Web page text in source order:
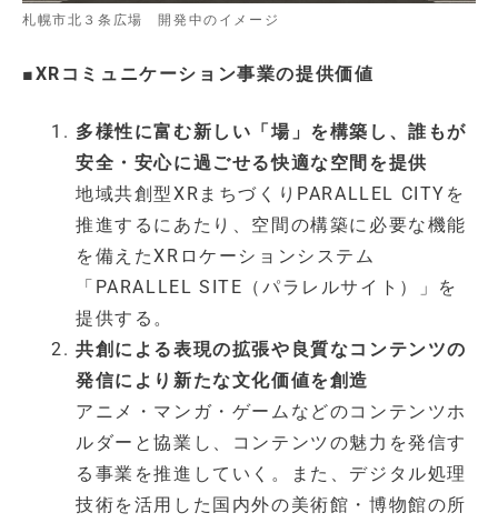
札幌市北３条広場 開発中のイメージ
■XRコミュニケーション事業の提供価値
多様性に富む新しい「場」を構築し、誰もが
安全・安心に過ごせる快適な空間を提供
地域共創型XRまちづくりPARALLEL CITYを
推進するにあたり、空間の構築に必要な機能
を備えたXRロケーションシステム
「PARALLEL SITE（パラレルサイト）」を
提供する。
共創による表現の拡張や良質なコンテンツの
発信により新たな文化価値を創造
アニメ・マンガ・ゲームなどのコンテンツホ
ルダーと協業し、コンテンツの魅力を発信す
る事業を推進していく。また、デジタル処理
技術を活用した国内外の美術館・博物館の所